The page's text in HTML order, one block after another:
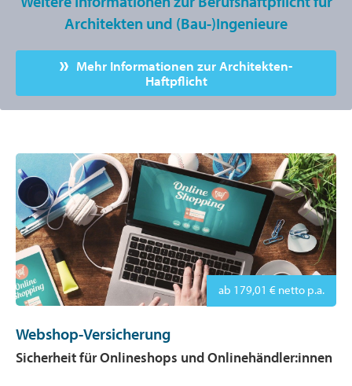
Architekten und (Bau-)Ingenieure
Mehr Informationen zur Architekten-
Haftpflicht
ab 179,01 € netto p.a.
Webshop-Versicherung
Sicherheit für Onlineshops und Onlinehändler:innen